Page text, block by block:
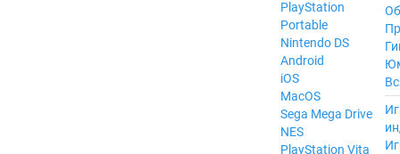
PlayStation
Portable
Nintendo DS
Android
iOS
MacOS
Sega Mega Drive
NES
PlayStation Vita